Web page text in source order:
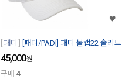
패디 [패디/PADI] 패디 볼캡22 솔리드
45,000원
구매 4